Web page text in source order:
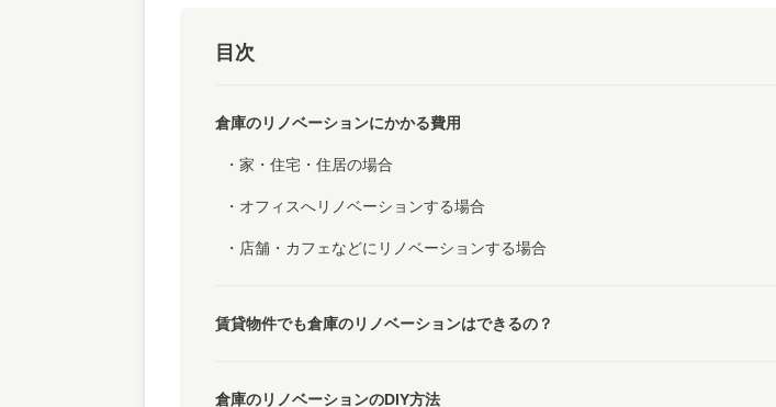
目次
倉庫のリノベーションにかかる費用
家・住宅・住居の場合
オフィスへリノベーションする場合
店舗・カフェなどにリノベーションする場合
賃貸物件でも倉庫のリノベーションはできるの？
倉庫のリノベーションのDIY方法